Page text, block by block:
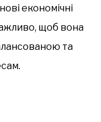
економічні
щоб вона
та